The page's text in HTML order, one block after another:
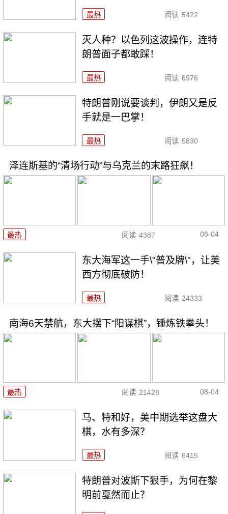
最热 阅读 5422
灭人种？以色列这波操作，连特
朗普面子都敢踩！
最热 阅读 6976
特朗普刚说要谈判，伊朗又是反
手就是一巴掌！
最热 阅读 5830
泽连斯基的“清场行动”与乌克兰的末路狂飙！
最热 阅读 4387 08-04
东大海军这一手\"普及牌\"，让美
西方彻底破防！
最热 阅读 24333
南海6天禁航，东大摆下“阳谋棋”，锤炼铁拳头！
最热 阅读 21428 08-04
马、特和好，美中期选举这盘大
棋，水有多深？
最热 阅读 6415
特朗普对波斯下狠手，为何在黎
明前戛然而止？